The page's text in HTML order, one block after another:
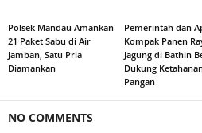
Polsek Mandau Amankan
21 Paket Sabu di Air
Jamban, Satu Pria
Diamankan
Pemerintah dan
Kompak Panen
Jagung di Bathin
Dukung
Pangan
NO COMMENTS